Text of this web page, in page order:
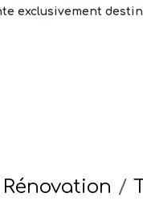
exclusivement